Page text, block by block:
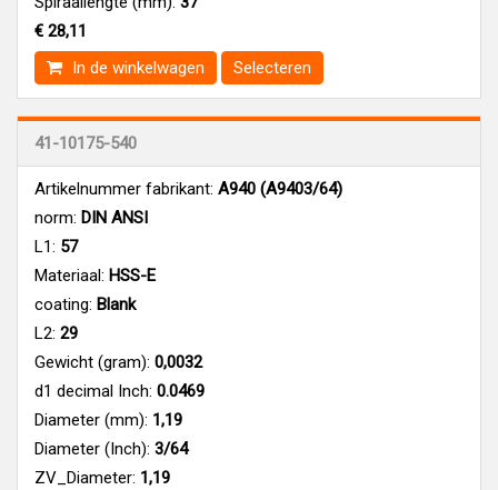
€ 28,11
In de winkelwagen
Selecteren
41-10175-540
Artikelnummer fabrikant: A940 (A9403/64)
norm: DIN ANSI
L1: 57
Materiaal: HSS-E
coating: Blank
L2: 29
Gewicht (gram): 0,0032
d1 decimal Inch: 0.0469
Diameter (mm): 1,19
Diameter (Inch): 3/64
ZV_Diameter: 1,19